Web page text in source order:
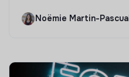
Noëmie Martin-Pascual